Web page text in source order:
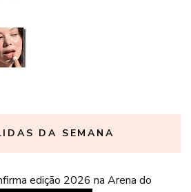
DA SEMANA
edição 2026 na Arena do